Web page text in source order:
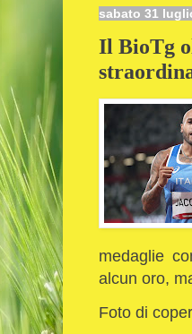
sabato 31
Il BioTg
medaglie
alcun oro,
Foto di